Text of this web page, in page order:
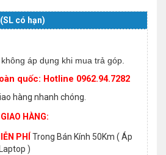
có hạn)
áp dụng khi mua trả góp.
quốc: Hotline 0962.94.7282
hàng nhanh chóng.
HÀNG:
PHÍ
Trong Bán Kính 50Km ( Áp
)